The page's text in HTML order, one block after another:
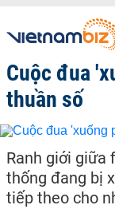
Cuộc đua
thuần số
Ranh giới giữa
thống đang bị
tiếp theo cho